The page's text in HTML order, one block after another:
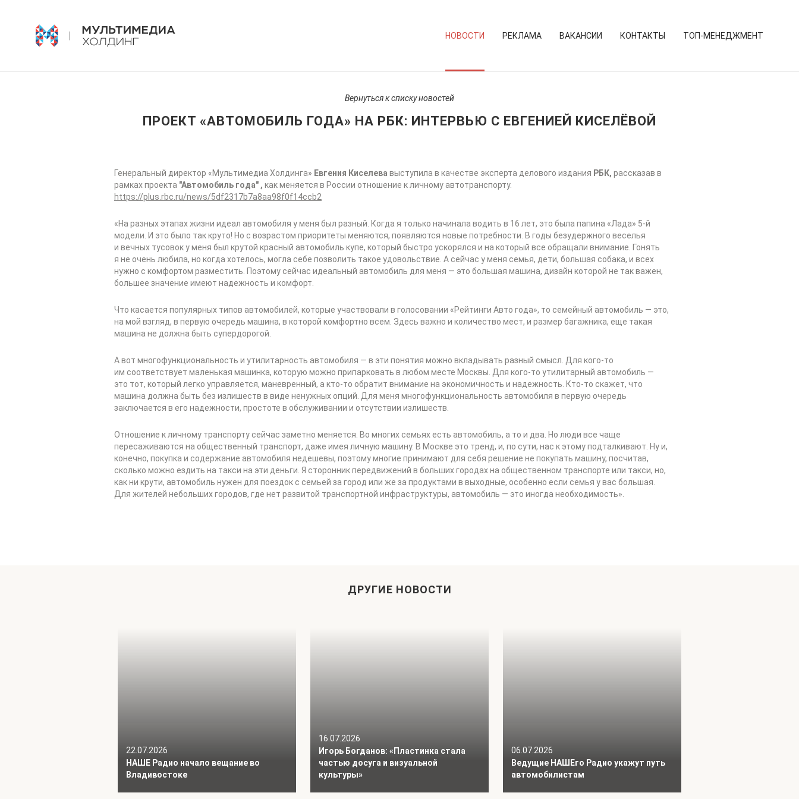
НОВОСТИ РЕКЛАМА ВАКАНСИИ КОНТАКТЫ ТОП-МЕНЕДЖМЕНТ
Вернуться к списку новостей
ПРОЕКТ «АВТОМОБИЛЬ ГОДА» НА РБК: ИНТЕРВЬЮ С ЕВГЕНИЕЙ КИСЕЛЁВОЙ
Генеральный директор «Мультимедиа Холдинга» Евгения Киселева выступила в качестве эксперта делового издания РБК, рассказав в
рамках проекта "Автомобиль года" , как меняется в России отношение к личному автотранспорту.
https://plus.rbc.ru/news/5df2317b7a8aa98f0f14ccb2
«На разных этапах жизни идеал автомобиля у меня был разный. Когда я только начинала водить в 16 лет, это была папина «Лада» 5-й
модели. И это было так круто! Но с возрастом приоритеты меняются, появляются новые потребности. В годы безудержного веселья
и вечных тусовок у меня был крутой красный автомобиль купе, который быстро ускорялся и на который все обращали внимание. Гонять
я не очень любила, но когда хотелось, могла себе позволить такое удовольствие. А сейчас у меня семья, дети, большая собака, и всех
нужно с комфортом разместить. Поэтому сейчас идеальный автомобиль для меня — это большая машина, дизайн которой не так важен,
большее значение имеют надежность и комфорт.
Что касается популярных типов автомобилей, которые участвовали в голосовании «Рейтинги Авто года», то семейный автомобиль — это,
на мой взгляд, в первую очередь машина, в которой комфортно всем. Здесь важно и количество мест, и размер багажника, еще такая
машина не должна быть супердорогой.
А вот многофункциональность и утилитарность автомобиля — в эти понятия можно вкладывать разный смысл. Для кого-то
им соответствует маленькая машинка, которую можно припарковать в любом месте Москвы. Для кого-то утилитарный автомобиль —
это тот, который легко управляется, маневренный, а кто-то обратит внимание на экономичность и надежность. Кто-то скажет, что
машина должна быть без излишеств в виде ненужных опций. Для меня многофункциональность автомобиля в первую очередь
заключается в его надежности, простоте в обслуживании и отсутствии излишеств.
Отношение к личному транспорту сейчас заметно меняется. Во многих семьях есть автомобиль, а то и два. Но люди все чаще
пересаживаются на общественный транспорт, даже имея личную машину. В Москве это тренд, и, по сути, нас к этому подталкивают. Ну и,
конечно, покупка и содержание автомобиля недешевы, поэтому многие принимают для себя решение не покупать машину, посчитав,
сколько можно ездить на такси на эти деньги. Я сторонник передвижений в больших городах на общественном транспорте или такси, но,
как ни крути, автомобиль нужен для поездок с семьей за город или же за продуктами в выходные, особенно если семья у вас большая.
Для жителей небольших городов, где нет развитой транспортной инфраструктуры, автомобиль — это иногда необходимость».
ДРУГИЕ НОВОСТИ
22.07.2026
НАШЕ Радио начало вещание во
Владивостоке
16.07.2026
Игорь Богданов: «Пластинка стала
частью досуга и визуальной
культуры»
06.07.2026
Ведущие НАШЕго Радио укажут путь
автомобилистам